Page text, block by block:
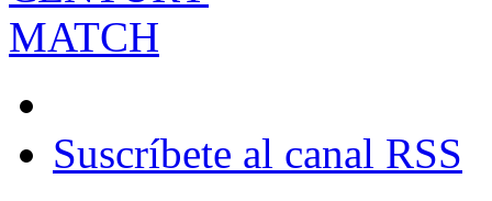
Suscríbete al canal RSS